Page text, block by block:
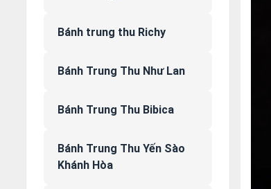
Bánh trung thu Richy
Bánh Trung Thu Như Lan
Bánh Trung Thu Bibica
Bánh Trung Thu Yến Sào
Khánh Hòa